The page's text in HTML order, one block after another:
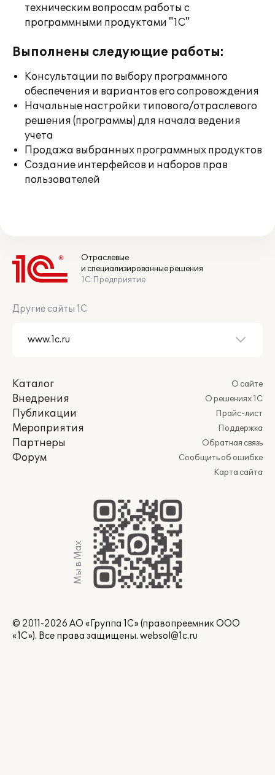
техническим вопросам работы с
программными продуктами "1С"
Выполнены следующие работы:
Консультации по выбору программного
обеспечения и вариантов его сопровождения
Начальные настройки типового/отраслевого
решения (программы) для начала ведения
учета
Продажа выбранных программных продуктов
Создание интерфейсов и наборов прав
пользователей
Отраслевые
и специализированные решения
1С:Предприятие
Другие сайты 1С
Каталог
Внедрения
Публикации
Мероприятия
Партнеры
Форум
О сайте
О решениях 1С
Прайс-лист
Поддержка
Обратная связь
Сообщить об ошибке
Карта сайта
Мы в Max
© 2011-2026 АО «Группа 1С» (правопреемник ООО
«1С»). Все права защищены. websol@1c.ru